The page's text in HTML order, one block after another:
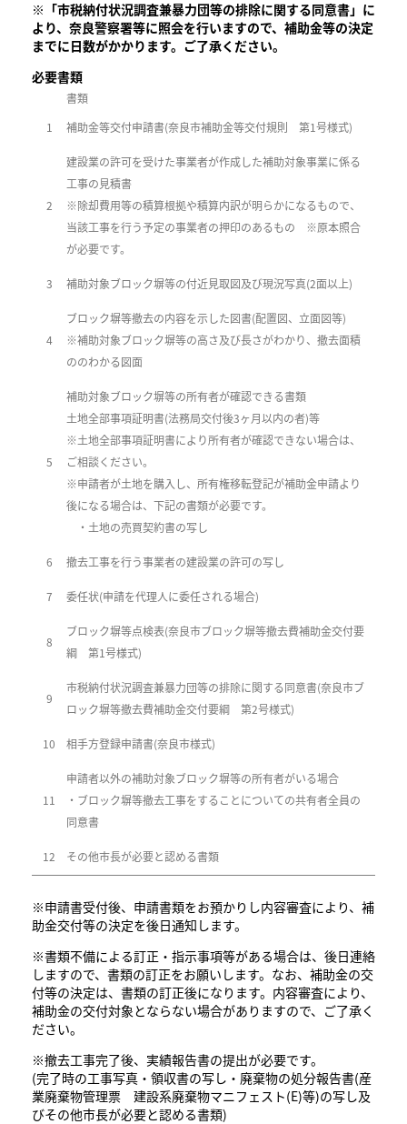
※「市税納付状況調査兼暴力団等の排除に関する同意書」に
より、奈良警察署等に照会を行いますので、補助金等の決定
までに日数がかかります。ご了承ください。
必要書類
書類
1
補助金等交付申請書(奈良市補助金等交付規則 第1号様式)
2
建設業の許可を受けた事業者が作成した補助対象事業に係る
工事の見積書
※除却費用等の積算根拠や積算内訳が明らかになるもので、
当該工事を行う予定の事業者の押印のあるもの ※原本照合
が必要です。
3 補助対象ブロック塀等の付近見取図及び現況写真(2面以上)
4
ブロック塀等撤去の内容を示した図書(配置図、立面図等)
※補助対象ブロック塀等の高さ及び長さがわかり、撤去面積
ののわかる図面
5
補助対象ブロック塀等の所有者が確認できる書類
土地全部事項証明書(法務局交付後3ヶ月以内の者)等
※土地全部事項証明書により所有者が確認できない場合は、
ご相談ください。
※申請者が土地を購入し、所有権移転登記が補助金申請より
後になる場合は、下記の書類が必要です。
・土地の売買契約書の写し
6 撤去工事を行う事業者の建設業の許可の写し
7 委任状(申請を代理人に委任される場合)
8
ブロック塀等点検表(奈良市ブロック塀等撤去費補助金交付要
綱 第1号様式)
9
市税納付状況調査兼暴力団等の排除に関する同意書(奈良市ブ
ロック塀等撤去費補助金交付要綱 第2号様式)
10 相手方登録申請書(奈良市様式)
11
申請者以外の補助対象ブロック塀等の所有者がいる場合
・ブロック塀等撤去工事をすることについての共有者全員の
同意書
12 その他市長が必要と認める書類
※申請書受付後、申請書類をお預かりし内容審査により、補
助金交付等の決定を後日通知します。
※書類不備による訂正・指示事項等がある場合は、後日連絡
しますので、書類の訂正をお願いします。なお、補助金の交
付等の決定は、書類の訂正後になります。内容審査により、
補助金の交付対象とならない場合がありますので、ご了承く
ださい。
※撤去工事完了後、実績報告書の提出が必要です。
(完了時の工事写真・領収書の写し・廃棄物の処分報告書(産
業廃棄物管理票 建設系廃棄物マニフェスト(E)等)の写し及
びその他市長が必要と認める書類)